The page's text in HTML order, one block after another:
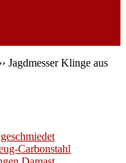
›› Jagdmesser Klinge aus
Carbonstahl